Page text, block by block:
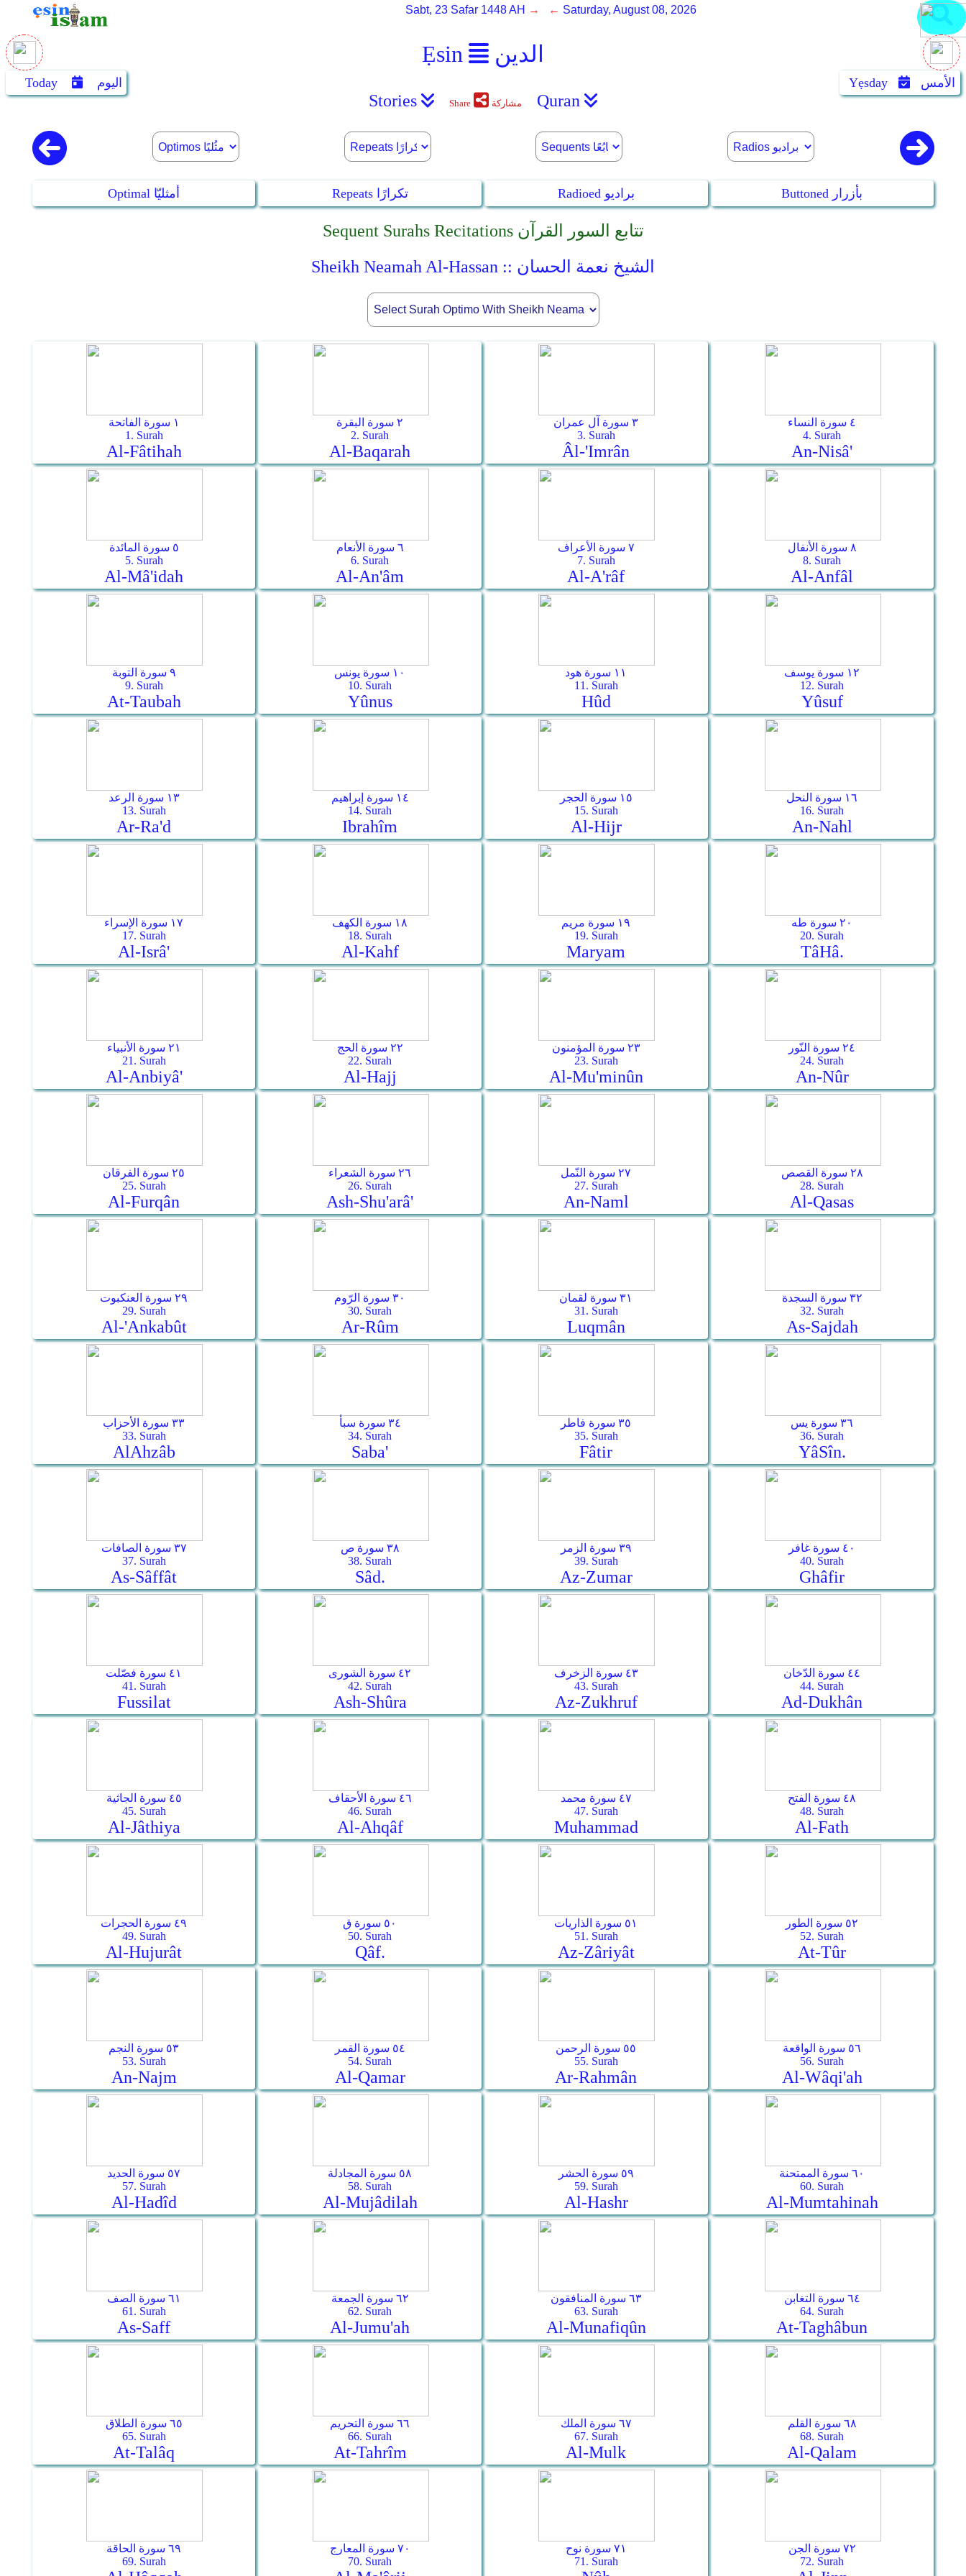
Ẹsin الدين
Sabt, 23 Safar 1448 AH → ← Saturday, August 08, 2026
Today اليوم Yẹsday الأمس
Stories Share مشاركة Quran
Optimal أمثليّا Repeats تكرارًا Radioed براديو Buttoned بأزرار
Sequent Surahs Recitations تتابع السور القرآن
Sheikh Neamah Al-Hassan :: الشيخ نعمة الحسان
١ سورة الفاتحة
1. Surah
Al-Fâtihah
٢ سورة البقرة
2. Surah
Al-Baqarah
٣ سورة آل عمران
3. Surah
Âl-'Imrân
٤ سورة النساء
4. Surah
An-Nisâ'
٥ سورة المائدة
5. Surah
Al-Mâ'idah
٦ سورة الأنعام
6. Surah
Al-An'âm
٧ سورة الأعراف
7. Surah
Al-A'râf
٨ سورة الأنفال
8. Surah
Al-Anfâl
٩ سورة التوبة
9. Surah
At-Taubah
١٠ سورة يونس
10. Surah
Yûnus
١١ سورة هود
11. Surah
Hûd
١٢ سورة يوسف
12. Surah
Yûsuf
١٣ سورة الرعد
13. Surah
Ar-Ra'd
١٤ سورة إبراهيم
14. Surah
Ibrahîm
١٥ سورة الحجر
15. Surah
Al-Hijr
١٦ سورة النحل
16. Surah
An-Nahl
١٧ سورة الإسراء
17. Surah
Al-Isrâ'
١٨ سورة الكهف
18. Surah
Al-Kahf
١٩ سورة مريم
19. Surah
Maryam
٢٠ سورة طه
20. Surah
Tâ­Hâ.
٢١ سورة الأنبياء
21. Surah
Al-Anbiyâ'
٢٢ سورة الحج
22. Surah
Al-Hajj
٢٣ سورة المؤمنون
23. Surah
Al-Mu'minûn
٢٤ سورة النّور
24. Surah
An-Nûr
٢٥ سورة الفرقان
25. Surah
Al-Furqân
٢٦ سورة الشعراء
26. Surah
Ash-Shu'arâ'
٢٧ سورة النّمل
27. Surah
An-Naml
٢٨ سورة القصص
28. Surah
Al-Qasas
٢٩ سورة العنكبوت
29. Surah
Al-'Ankabût
٣٠ سورة الرّوم
30. Surah
Ar-­Rûm
٣١ سورة لقمان
31. Surah
Luqmân
٣٢ سورة السجدة
32. Surah
As-­Sajdah
٣٣ سورة الأحزاب
33. Surah
Al­Ahzâb
٣٤ سورة سبأ
34. Surah
Saba'
٣٥ سورة فاطر
35. Surah
Fâtir
٣٦ سورة يس
36. Surah
Yâ­Sîn.
٣٧ سورة الصافات
37. Surah
As-Sâffât
٣٨ سورة ص
38. Surah
Sâd.
٣٩ سورة الزمر
39. Surah
Az-Zumar
٤٠ سورة غافر
40. Surah
Ghâfir
٤١ سورة فصّلت
41. Surah
Fussilat
٤٢ سورة الشورى
42. Surah
Ash-Shûra
٤٣ سورة الزخرف
43. Surah
Az-Zukhruf
٤٤ سورة الدّخان
44. Surah
Ad-Dukhân
٤٥ سورة الجاثية
45. Surah
Al-Jâthiya
٤٦ سورة الأحقاف
46. Surah
Al-Ahqâf
٤٧ سورة محمد
47. Surah
Muhammad
٤٨ سورة الفتح
48. Surah
Al-Fath
٤٩ سورة الحجرات
49. Surah
Al-Hujurât
٥٠ سورة ق
50. Surah
Qâf.
٥١ سورة الذاريات
51. Surah
Az-Zâriyât
٥٢ سورة الطور
52. Surah
At-Tûr
٥٣ سورة النجم
53. Surah
An-Najm
٥٤ سورة القمر
54. Surah
Al-Qamar
٥٥ سورة الرحمن
55. Surah
Ar-Rahmân
٥٦ سورة الواقعة
56. Surah
Al-Wâqi'ah
٥٧ سورة الحديد
57. Surah
Al-Hadîd
٥٨ سورة المجادلة
58. Surah
Al-Mujâdilah
٥٩ سورة الحشر
59. Surah
Al-Hashr
٦٠ سورة الممتحنة
60. Surah
Al-Mumtahinah
٦١ سورة الصف
61. Surah
As-Saff
٦٢ سورة الجمعة
62. Surah
Al-Jumu'ah
٦٣ سورة المنافقون
63. Surah
Al-Munafiqûn
٦٤ سورة التغابن
64. Surah
At-Taghâbun
٦٥ سورة الطلاق
65. Surah
At-Talâq
٦٦ سورة التحريم
66. Surah
At-Tahrîm
٦٧ سورة الملك
67. Surah
Al-Mulk
٦٨ سورة القلم
68. Surah
Al-Qalam
٦٩ سورة الحاقة
69. Surah
٧٠ سورة المعارج
70. Surah
٧١ سورة نوح
71. Surah
٧٢ سورة الجن
72. Surah